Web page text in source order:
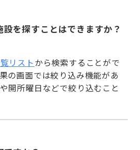
を探すことはできますか？
リストから検索することがで
の画面では絞り込み機能があ
開所曜日などで絞り込むこと